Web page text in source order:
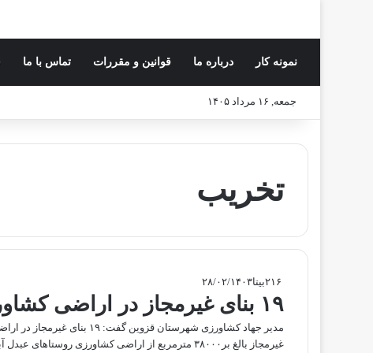
نمونه کار درباره ما قوانین و مقررات تماس با ما
جمعه, ۱۶ مرداد ۱۴۰۵
تخریب
بیتا۲۸/۰۲/۱۴۰۳
۱۹ بنای غیرمجاز در اراضی کشاورزی شهرستان قزوین تخریب شد
مدیر جهاد کشاورزی
غیرمجاز بالغ بر۳۸۰۰۰ مترمربع از اراضی